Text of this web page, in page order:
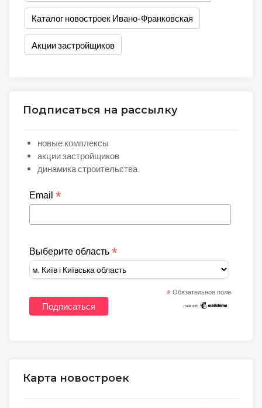
Каталог новостроек Ивано-Франковская
Акции застройщиков
Подписаться на рассылку
новые комплексы
акции застройщиков
динамика строительства
Email *
Выберите область *
* Обязательное поле
Карта новостроек